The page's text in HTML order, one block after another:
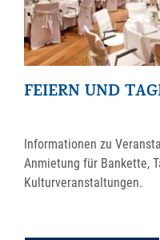
FEIERN UND
Informationen zu
Anmietung für Bankette,
Kulturveranstaltungen.